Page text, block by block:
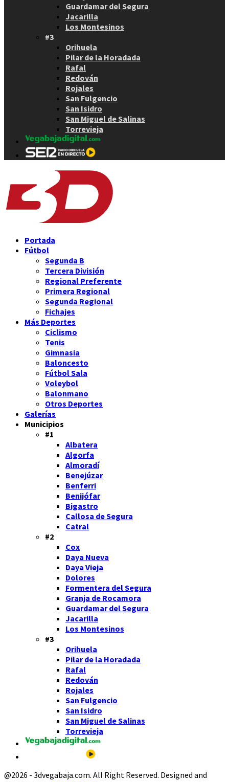
Guardamar del Segura
Jacarilla
Los Montesinos
#3
Orihuela
Pilar de la Horadada
Rafal
Redován
Rojales
San Fulgencio
San Isidro
San Miguel de Salinas
Torrevieja
Portada
Fútbol
Segunda B
Tercera División
Regional Preferente
Primera Regional
Segunda Regional
Fichajes
Más Deportes
Ciclismo
Tenis
Gimnasia
Baloncesto
Fútbol Sala
Voleybol
Balonmano
Otros Deportes
Galerías
Municipios
#1
Albatera
Algorfa
Almoradí
Benejúzar
Benferri
Benijófar
Bigastro
Callosa de Segura
Catral
#2
Cox
Daya Nueva
Daya Vieja
Dolores
Formentera del Segura
Granja de Rocamora
Guardamar del Segura
Jacarilla
Los Montesinos
#3
Orihuela
Pilar de la Horadada
Rafal
Redován
Rojales
San Fulgencio
San Isidro
San Miguel de Salinas
Torrevieja
@2026 - 3dvegabaja.com. All Right Reserved. Designed and